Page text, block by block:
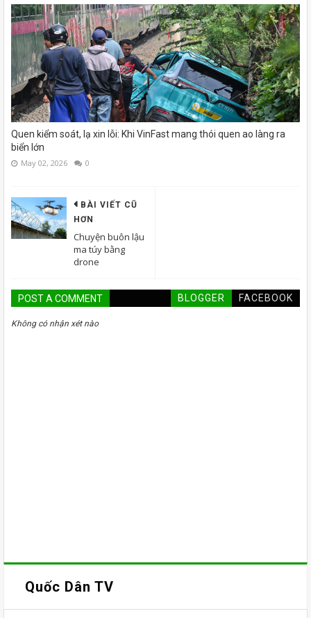
Quen kiểm soát, lạ xin lỗi: Khi VinFast mang thói quen ao làng ra
biển lớn
May 02, 2026 0
BÀI VIẾT CŨ
HƠN
Chuyện buôn lậu
ma túy bằng
drone
POST A COMMENT BLOGGER FACEBOOK
Không có nhận xét nào
Quốc Dân TV